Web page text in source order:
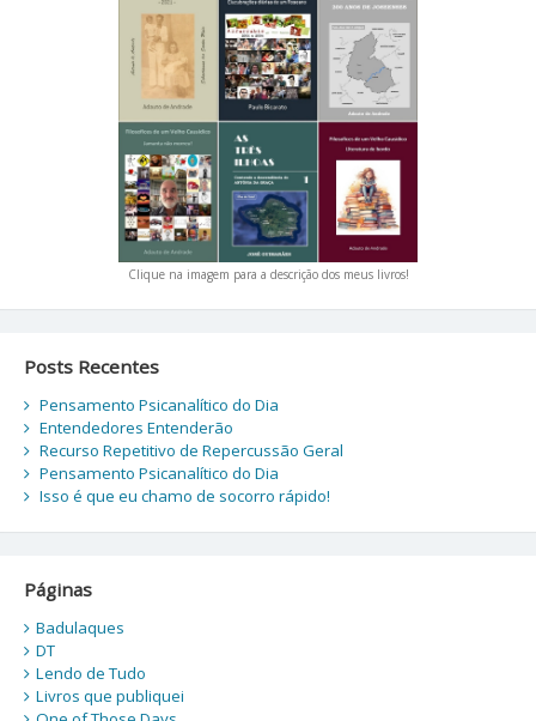
Clique na imagem para a descrição dos meus livros!
Posts Recentes
Pensamento Psicanalítico do Dia
Entendedores Entenderão
Recurso Repetitivo de Repercussão Geral
Pensamento Psicanalítico do Dia
Isso é que eu chamo de socorro rápido!
Páginas
Badulaques
DT
Lendo de Tudo
Livros que publiquei